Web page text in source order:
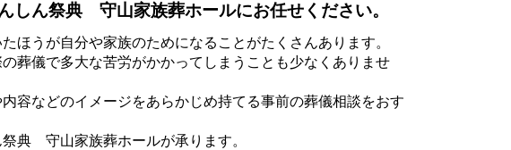
しん祭典 守山家族葬ホールにお任せください。
ほうが自分や家族のためになることがたくさんあります。
葬儀で多大な苦労がかかってしまうことも少なくありませ
容などのイメージをあらかじめ持てる事前の葬儀相談をおす
典 守山家族葬ホールが承ります。